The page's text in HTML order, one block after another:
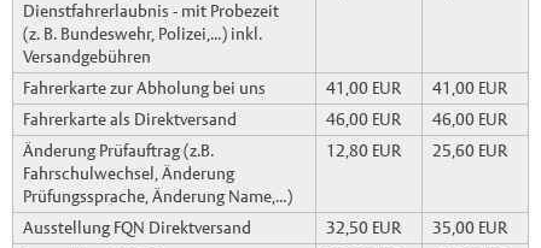
Dienstfahrerlaubnis - mit Probezeit
(z. B. Bundeswehr, Polizei,...) inkl.
Versandgebühren
Fahrerkarte zur Abholung bei uns 41,00 EUR
41,00 EUR
Fahrerkarte als Direktversand
46,00 EUR
46,00 EUR
Änderung Prüfauftrag (z.B.
Fahrschulwechsel, Änderung
Prüfungssprache, Änderung Name,...)
12,80 EUR 25,60 EUR
Ausstellung FQN Direktversand 32,50 EUR
35,00 EUR